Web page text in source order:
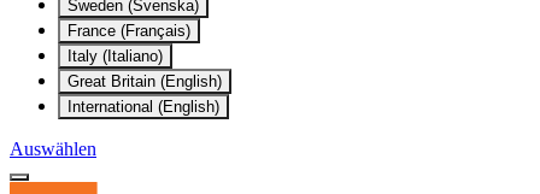
Sweden (Svenska)
France (Français)
Italy (Italiano)
Great Britain (English)
International (English)
Auswählen